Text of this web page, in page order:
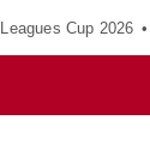
Leagues Cup 2026